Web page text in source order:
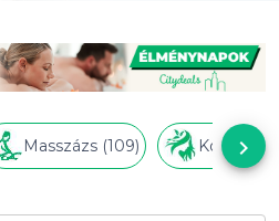
Masszázs (109) keyboard_arrow_right